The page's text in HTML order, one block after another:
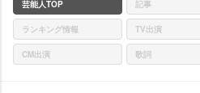
芸能人TOP 記事
ランキング情報 TV出演
CM出演 歌詞